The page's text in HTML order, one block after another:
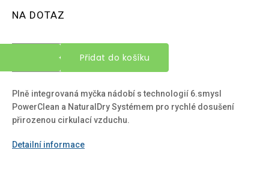
cena:
NA DOTAZ
Přidat do košíku
Plně integrovaná myčka nádobí s technologií 6.smysl
PowerClean a NaturalDry Systémem pro rychlé dosušení
přirozenou cirkulací vzduchu.
Detailní informace